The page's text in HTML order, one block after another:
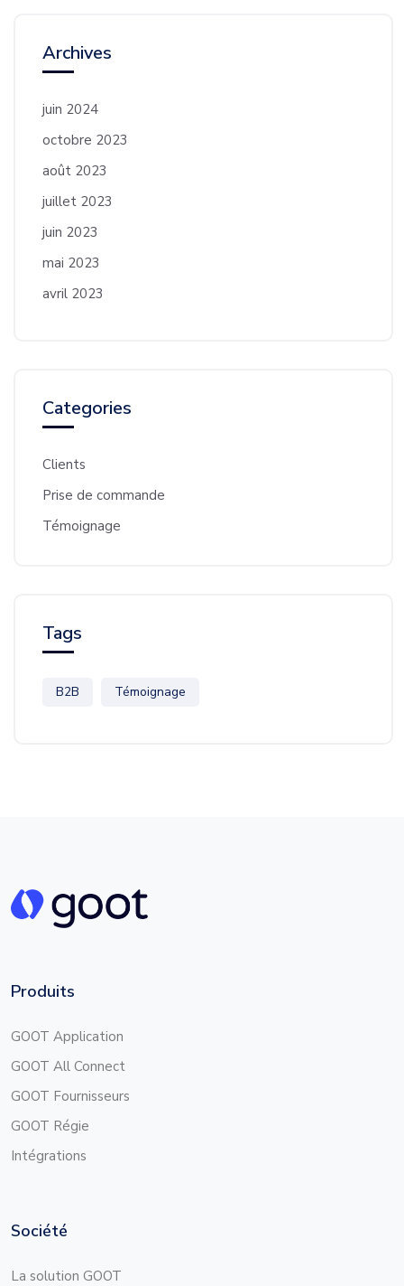
Archives
juin 2024
octobre 2023
août 2023
juillet 2023
juin 2023
mai 2023
avril 2023
Categories
Clients
Prise de commande
Témoignage
Tags
B2B Témoignage
Produits
GOOT Application
GOOT All Connect
GOOT Fournisseurs
GOOT Régie
Intégrations
Société
La solution GOOT